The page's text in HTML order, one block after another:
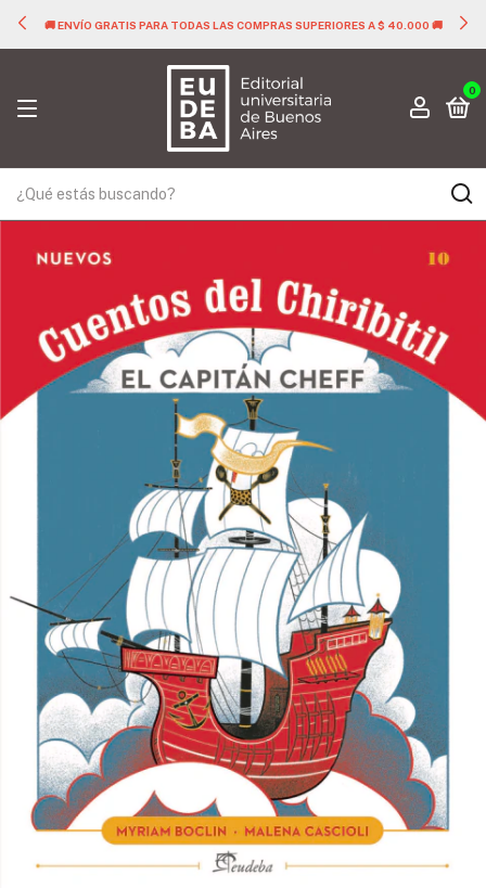
🚚 ENVÍO GRATIS PARA TODAS LAS COMPRAS SUPERIORES A $ 40.000 🚚
0